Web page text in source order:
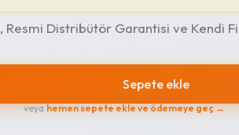
Resmi Distribütör Garantisi ve Kendi
Sepete ekle
veyahemen sepete ekle ve ödemeye geç →